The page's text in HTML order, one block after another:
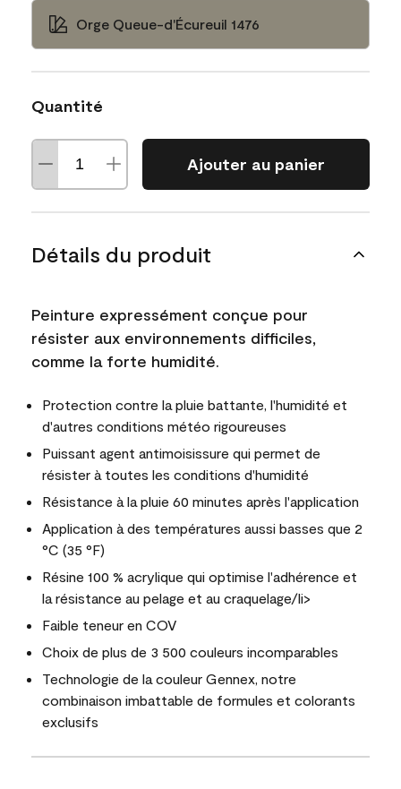
Orge Queue-d'Écureuil 1476
Quantité
Ajouter au panier
Détails du produit
Peinture expressément conçue pour
résister aux environnements difficiles,
comme la forte humidité.
Protection contre la pluie battante, l'humidité et
d'autres conditions météo rigoureuses
Puissant agent antimoisissure qui permet de
résister à toutes les conditions d'humidité
Résistance à la pluie 60 minutes après l'application
Application à des températures aussi basses que 2
°C (35 °F)
Résine 100 % acrylique qui optimise l'adhérence et
la résistance au pelage et au craquelage/li>
Faible teneur en COV
Choix de plus de 3 500 couleurs incomparables
Technologie de la couleur Gennex, notre
combinaison imbattable de formules et colorants
exclusifs